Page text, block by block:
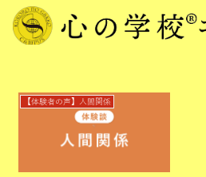
【体験者の声】人間関係